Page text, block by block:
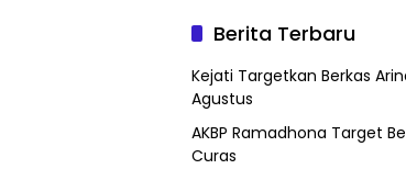
Berita Terbaru
Kejati Targetkan Berkas
Agustus
AKBP Ramadhona Target
Curas